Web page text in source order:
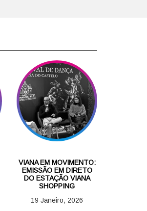
VIANA EM MOVIMENTO:
EMISSÃO EM DIRETO
DO ESTAÇÃO VIANA
SHOPPING
19 Janeiro, 2026